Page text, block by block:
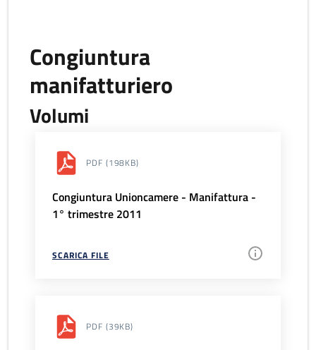
Congiuntura
manifatturiero
Volumi
PDF (198KB)
Congiuntura Unioncamere - Manifattura -
1° trimestre 2011
SCARICA FILE
PDF (39KB)